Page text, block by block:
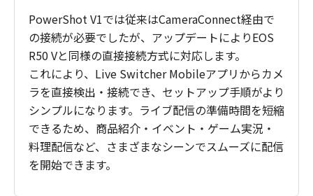
PowerShot V1では従来はCameraConnect経由で
の接続が必要でしたが、アップデートによりEOS
R50 Vと同様の直接接続方式に対応します。
これにより、Live Switcher Mobileアプリからカメ
ラを直接検出・接続でき、セットアップ手順がより
シンプルになります。ライブ配信の準備時間を短縮
できるため、商品紹介・イベント・ゲーム実況・
料理配信など、さまざまなシーンでスムーズに配信
を開始できます。